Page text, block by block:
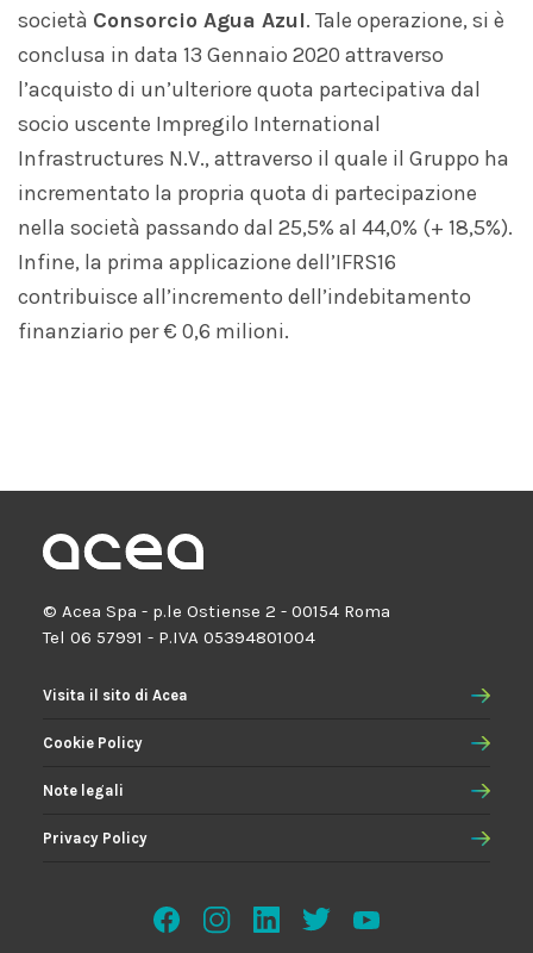
società Consorcio Agua Azul. Tale operazione, si è
conclusa in data 13 Gennaio 2020 attraverso
l’acquisto di un’ulteriore quota partecipativa dal
socio uscente Impregilo International
Infrastructures N.V., attraverso il quale il Gruppo ha
incrementato la propria quota di partecipazione
nella società passando dal 25,5% al 44,0% (+ 18,5%).
Infine, la prima applicazione dell’IFRS16
contribuisce all’incremento dell’indebitamento
finanziario per € 0,6 milioni.
© Acea Spa - p.le Ostiense 2 - 00154 Roma
Tel 06 57991 - P.IVA 05394801004
Visita il sito di Acea
Cookie Policy
Note legali
Privacy Policy